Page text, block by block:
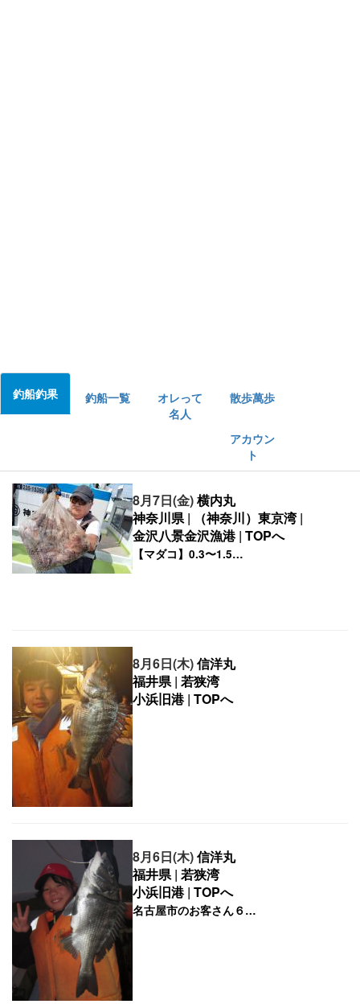
釣船釣果 釣船一覧
オレって
名人
散歩萬歩
アカウン
ト
8月7日(金)横内丸
神奈川県| （神奈川）東京湾|
金沢八景金沢漁港| TOPへ
8月6日(木)信洋丸
福井県| 若狭湾
小浜旧港| TOPへ
8月6日(木)信洋丸
福井県| 若狭湾
小浜旧港| TOPへ